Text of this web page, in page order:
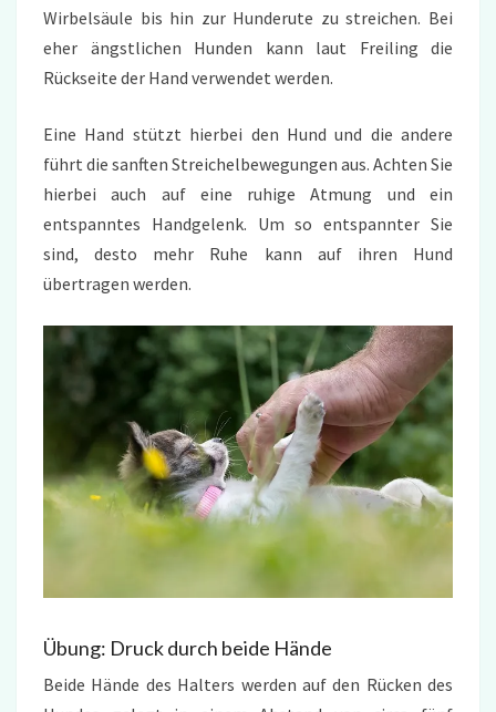
Wirbelsäule bis hin zur Hunderute zu streichen. Bei
eher ängstlichen Hunden kann laut Freiling die
Rückseite der Hand verwendet werden.
Eine Hand stützt hierbei den Hund und die andere
führt die sanften Streichelbewegungen aus. Achten Sie
hierbei auch auf eine ruhige Atmung und ein
entspanntes Handgelenk. Um so entspannter Sie
sind, desto mehr Ruhe kann auf ihren Hund
übertragen werden.
Übung: Druck durch beide Hände
Beide Hände des Halters werden auf den Rücken des